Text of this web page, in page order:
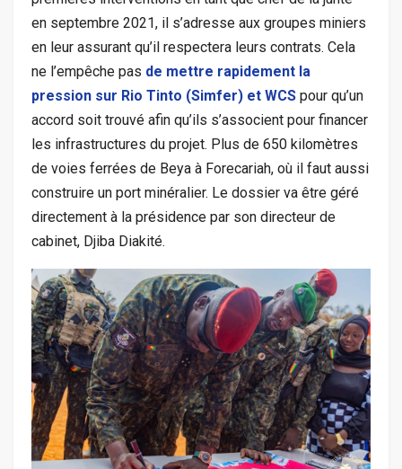
en septembre 2021, il s’adresse aux groupes miniers
en leur assurant qu’il respectera leurs contrats. Cela
ne l’empêche pas de mettre rapidement la
pression sur Rio Tinto (Simfer) et WCS pour qu’un
accord soit trouvé afin qu’ils s’associent pour financer
les infrastructures du projet. Plus de 650 kilomètres
de voies ferrées de Beya à Forecariah, où il faut aussi
construire un port minéralier. Le dossier va être géré
directement à la présidence par son directeur de
cabinet, Djiba Diakité.